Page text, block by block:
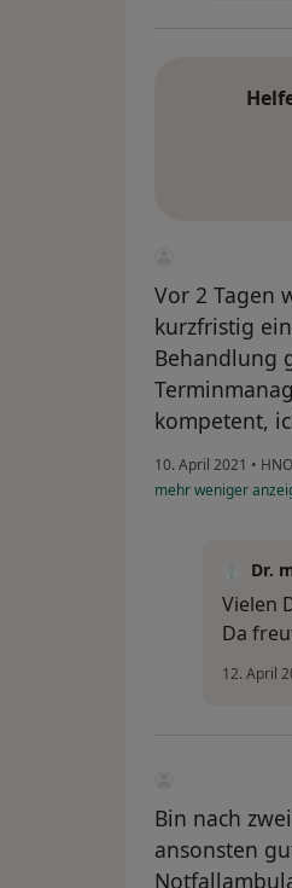
Vor 2 Tagen
kurzfristig
Behandlung
kompetent,
10. April 2021 •
mehrweniger
Dr.
Vielen
Da
12. April
Bin nach
ansonsten